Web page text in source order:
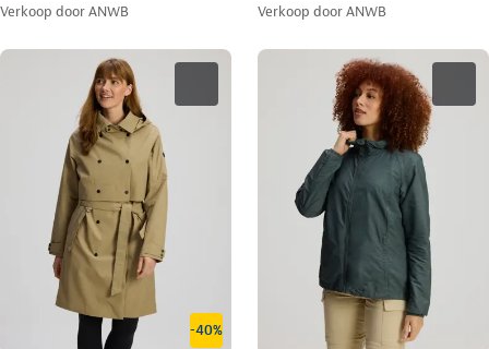
Verkoop doorANWB Verkoop doorANWB
-40%